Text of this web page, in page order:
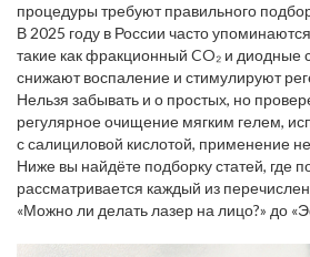
появления постакне‑рубцов и
возрастает. Одна из главных задач
план, где каждый этап подкреплён
процедуры требуют правильного
косметология влияет на состояние
простых предложения показывают, что
инструмента и знаний результат будет
В 2025 году в России часто
такие как фракционный CO₂ и диодные
снижают воспаление и стимулируют
длительного реабилитационного
растёт интерес к комбинированным
микродермабразия +
мезотерапия с витаминами. Такие
причину акне из разных углов –
жир и гормональные колебания.
Нельзя забывать и о простых, но
регулярное очищение мягким гелем,
с салициловой кислотой, применение
увлажнителей, чтобы кожа не
пробовали «домашние» рецепты и не
время записаться к профессионалу: он
Ниже вы найдёте подборку статей, где
рассматривается каждый из
«Можно ли делать лазер на лицо?» до